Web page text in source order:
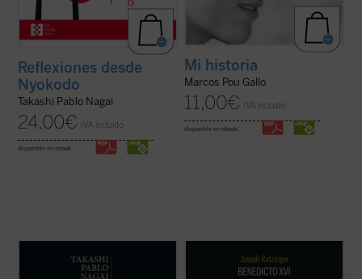
Reflexiones desde
Nyokodo
Takashi Pablo Nagai
24,00€ IVA incluido
disponible en ebook:
Mi historia
Marcos Pou Gallo
11,00€ IVA incluido
disponible en ebook:
de Takashi Nagai, en la que el autor recorre
su vida, desde la infancia hasta el día de la
repasa los problemas de la Iglesia
contemporánea, dando una visión plena de